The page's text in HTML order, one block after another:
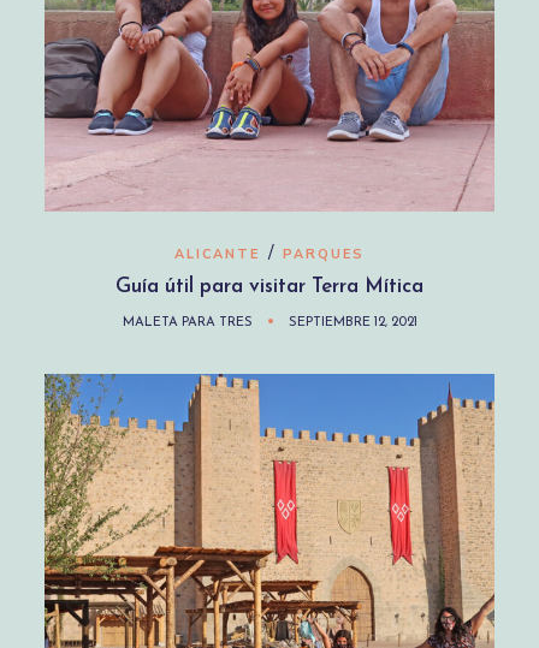
ALICANTE / PARQUES
Guía útil para visitar Terra Mítica
MALETA PARA TRES SEPTIEMBRE 12, 2021